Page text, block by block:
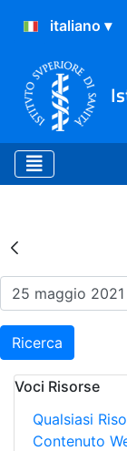
Ricerca
Voci Risorse
Qualsiasi
Contenuto